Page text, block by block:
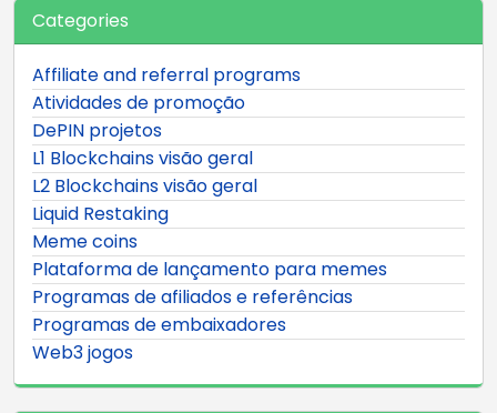
Categories
Affiliate and referral programs
Atividades de promoção
DePIN projetos
L1 Blockchains visão geral
L2 Blockchains visão geral
Liquid Restaking
Meme coins
Plataforma de lançamento para memes
Programas de afiliados e referências
Programas de embaixadores
Web3 jogos